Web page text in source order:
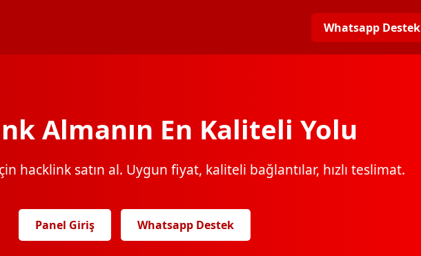
Whatsapp Destek
Almanın En Kaliteli Yolu
hacklink satın al. Uygun fiyat, kaliteli bağlantılar, hızlı teslimat.
Panel Giriş Whatsapp Destek